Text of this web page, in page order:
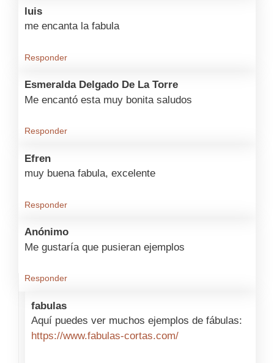
luis
me encanta la fabula
Responder
Esmeralda Delgado De La Torre
Me encantó esta muy bonita saludos
Responder
Efren
muy buena fabula, excelente
Responder
Anónimo
Me gustaría que pusieran ejemplos
Responder
fabulas
Aquí puedes ver muchos ejemplos de fábulas:
https://www.fabulas-cortas.com/